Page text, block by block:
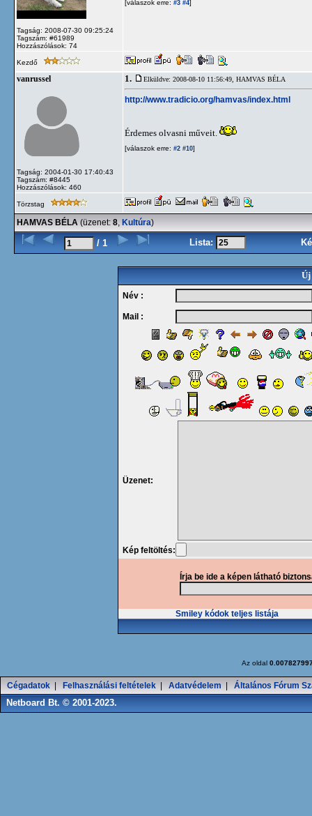
Tagság: 2008-07-30 09:25:24
Tagszám: #61989
Hozzászólások: 74
[válaszok erre: #3 #4]
Kezdő
vanrussel
Tagság: 2004-01-30 17:40:43
Tagszám: #8445
Hozzászólások: 460
1. Elküldve: 2008-08-10 11:56:49, HAMVAS BÉLA
http://www.tradicio.org/hamvas/index.html
Érdemes olvasni műveit.
[válaszok erre: #2 #10]
Törzstag
HAMVAS BÉLA (üzenet: 8, Kultúra)
/ 1 Lista:
Új
Név :
Mail :
Üzenet:
Kép feltöltés:
Írja be ide a képen látható
Smiley kódok teljes listája
Az oldal
Cégadatok Felhasználási feltételek Adatvédelem Általános Fórum
Netboard Bt. © 2001-2023.